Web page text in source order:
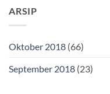
ARSIP
Oktober 2018 (66)
September 2018 (23)